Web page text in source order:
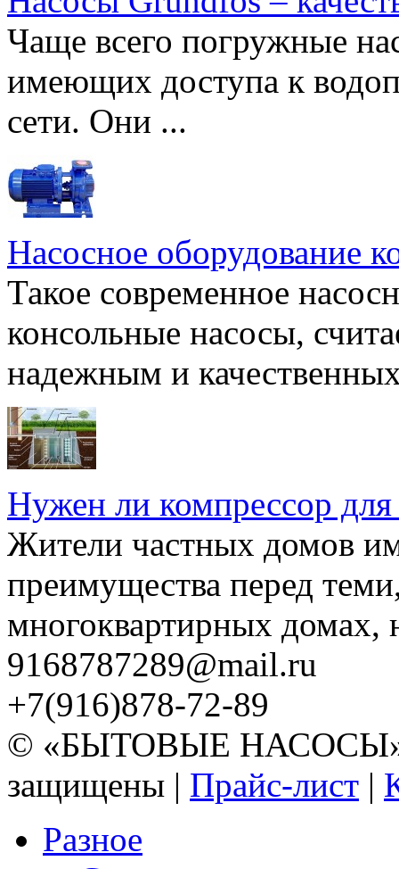
Чаще всего погружные
имеющих доступа к
сети. Они ...
Насосное оборудование
Такое современное
консольные насосы,
надежным и
Нужен ли компрессор для
Жители частных домов
преимущества перед
многоквартирных домах,
9168787289@mail.ru
+7(916)878-72-89
© «БЫТОВЫЕ НАСОСЫ»
защищены | Прайс-лист |
Разное